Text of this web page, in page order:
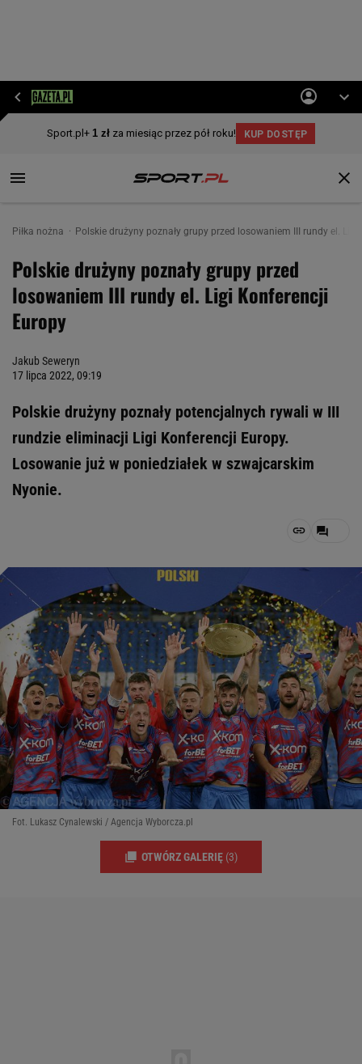
Piłka nożna Polskie drużyny poznały grupy przed losowaniem III rundy el.
Polskie drużyny poznały grupy przed
losowaniem III rundy el. Ligi Konferencji
Europy
Jakub Seweryn
17 lipca 2022, 09:19
Polskie drużyny poznały potencjalnych rywali w III
rundzie eliminacji Ligi Konferencji Europy.
Losowanie już w poniedziałek w szwajcarskim
Nyonie.
Fot. Lukasz Cynalewski / Agencja Wyborcza.pl
OTWÓRZ GALERIĘ (3)